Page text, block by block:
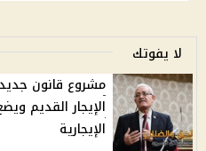
لا يفوتك
مشروع قانون
الإيجار القديم
الإيجارية